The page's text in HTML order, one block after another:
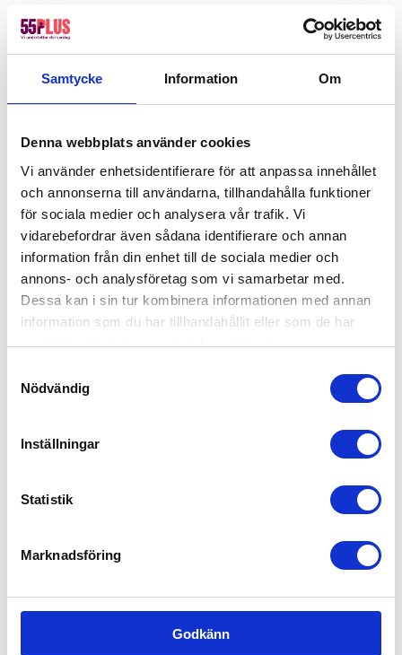
Samtycke Information Om
Denna webbplats använder cookies
Vi använder enhetsidentifierare för att anpassa innehållet
och annonserna till användarna, tillhandahålla funktioner
för sociala medier och analysera vår trafik. Vi
vidarebefordrar även sådana identifierare och annan
information från din enhet till de sociala medier och
annons- och analysföretag som vi samarbetar med.
Dessa kan i sin tur kombinera informationen med annan
information som du har tillhandahållit eller som de har
samlat in när du har använt deras tjänster.
Nödvändig
Inställningar
Statistik
Marknadsföring
Godkänn
Hotell, kök & servering
Lager, logistik & industri
Försäljning, mötesbokning & handel
Boka bemanning av oss idag
Behöver ni hjälp med fastighetsskötsel, fönsterputs eller
hemtjänst inom offentlig sektor? Hör av dig till oss så
berättar vi hur vi kan stärka er verksamhet med engagerad
senior kompetens.